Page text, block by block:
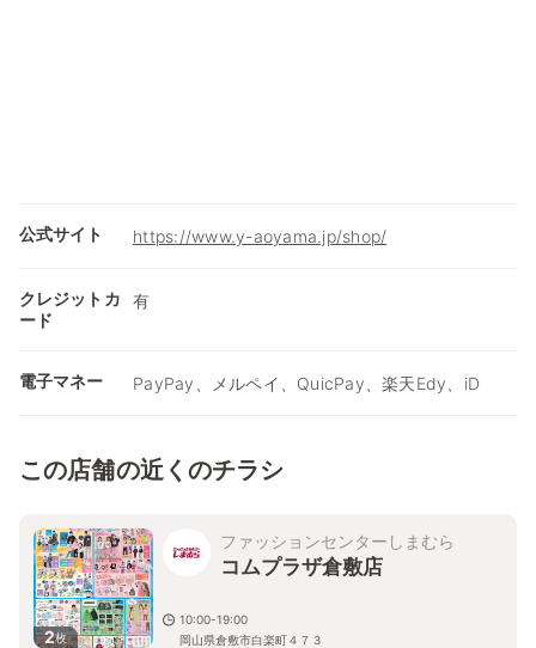
公式サイト https://www.y-aoyama.jp/shop/
クレジットカ
ード
有
電子マネー PayPay、メルペイ、QuicPay、楽天Edy、iD
この店舗の近くのチラシ
2枚
ファッションセンターしまむら
コムプラザ倉敷店
10:00-19:00
岡山県倉敷市白楽町４７３